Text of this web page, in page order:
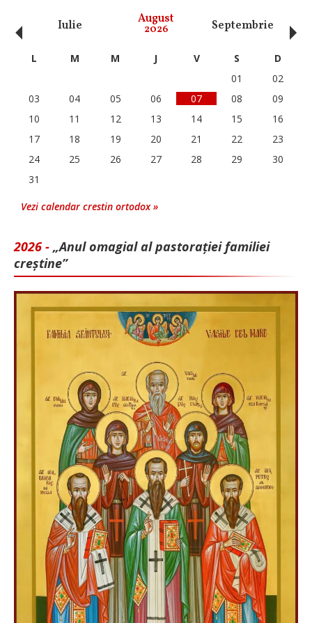
Iulie August
2026 Septembrie
‹ L M M J V S
D
01
02
03
04 05 06 07 08
09
10
11 12 13 14 15
16
17
18 19 20 21 22
23
24
25 26 27 28 29
30
31
Vezi calendar crestin ortodox »
2026 - „Anul omagial al pastorației familiei
creștine”